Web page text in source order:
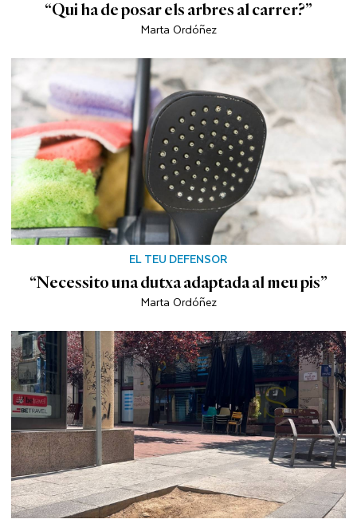
“Qui ha de posar els arbres al carrer?”
Marta Ordóñez
EL TEU DEFENSOR
“Necessito una dutxa adaptada al meu pis”
Marta Ordóñez